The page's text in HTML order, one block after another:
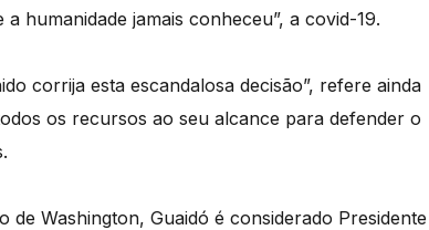
humanidade jamais conheceu”, a covid-19.
corrija esta escandalosa decisão”, refere ainda
os recursos ao seu alcance para defender o
Washington, Guaidó é considerado Presidente